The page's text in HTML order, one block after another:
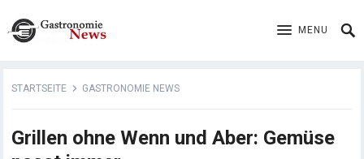
MENU
STARTSEITE GASTRONOMIE NEWS
Grillen ohne Wenn und Aber: Gemüse